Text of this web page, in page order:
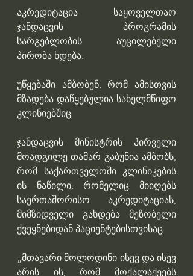
აკრედიტაცია საყოველთაო
ჯანდაცვის პროგრამის
სარგებლობის აუცილებელი
პირობა ხდება.
უწყებაში ამბობენ, რომ ამისთვის
მზადება დაწყებულია სახელმწიფო
კლინიებშიც
ჯანდაცვის მინისტრის პირველი
მოადგილე თამარ გაბუნია ამბობს,
რომ საქართველოში კლინიკების
ის ნაწილი, რომელიც მიიღებს
საერთაშორისო აკრედიტაციას,
მიმზიდველი გახდება მეზობელი
ქვეყნებიდან პაციენტებისთვისაც
„მთავარი მოლოდინი ისევ და ისევ
არის ის, რომ მოქალაქეებს